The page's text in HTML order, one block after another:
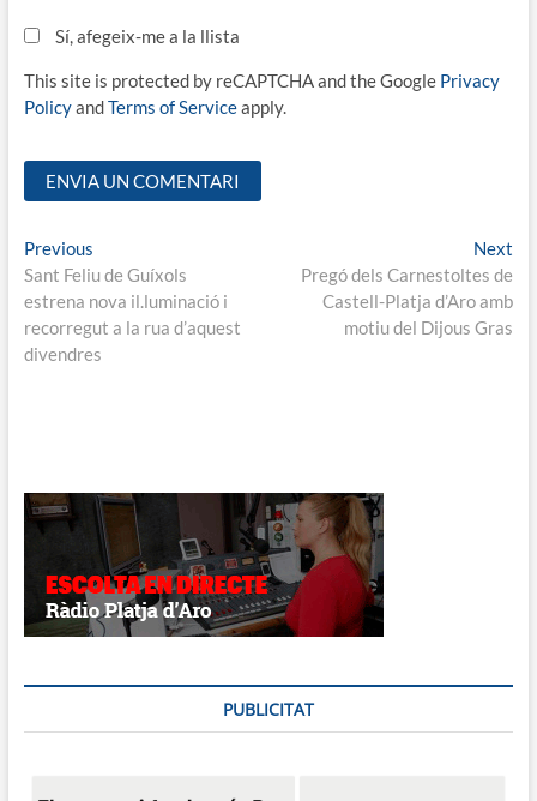
Sí, afegeix-me a la llista
This site is protected by reCAPTCHA and the Google Privacy
PolicyandTerms of Serviceapply.
Navegació
d'entrades
PreviousPrevious
post:
Sant Feliu de Guíxols
estrena nova il.luminació i
recorregut a la rua d’aquest
divendres
Next
Pregó dels Carnestoltes de
Castell-Platja d’Aro amb
motiu del Dijous Gras
PUBLICITAT